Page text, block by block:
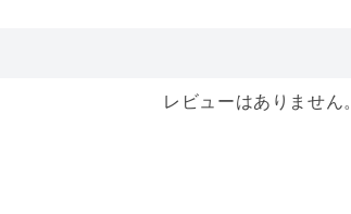
レビューはありません